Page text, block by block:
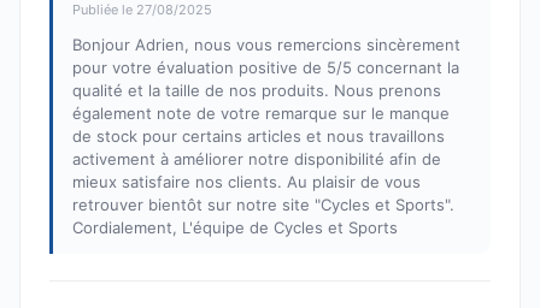
Publiée le 27/08/2025
Bonjour Adrien, nous vous remercions sincèrement
pour votre évaluation positive de 5/5 concernant la
qualité et la taille de nos produits. Nous prenons
également note de votre remarque sur le manque
de stock pour certains articles et nous travaillons
activement à améliorer notre disponibilité afin de
mieux satisfaire nos clients. Au plaisir de vous
retrouver bientôt sur notre site "Cycles et Sports".
Cordialement, L'équipe de Cycles et Sports